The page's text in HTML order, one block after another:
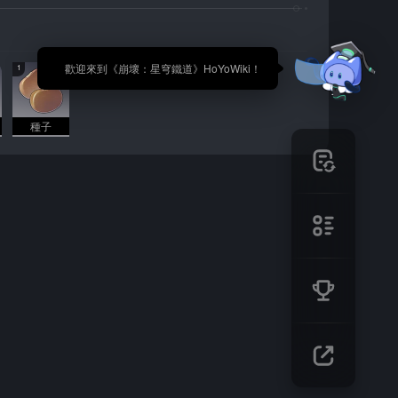
🎉 歡迎來到《崩壞：星穹鐵道》HoYoWiki！
1
種子